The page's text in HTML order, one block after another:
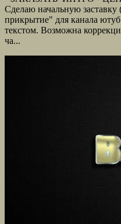
Сделаю начальную
прикрытие" для канала
текстом. Возможна
ча...